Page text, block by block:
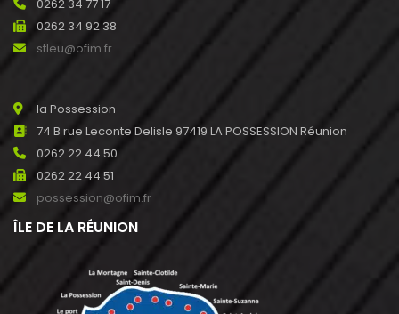
0262 34 77 17
0262 34 92 38
stleu@ofim.fr
la Possession
74 B rue Leconte Delisle 97419 LA POSSESSION Réunion
0262 22 44 50
0262 22 44 51
possession@ofim.fr
ÎLE DE LA RÉUNION